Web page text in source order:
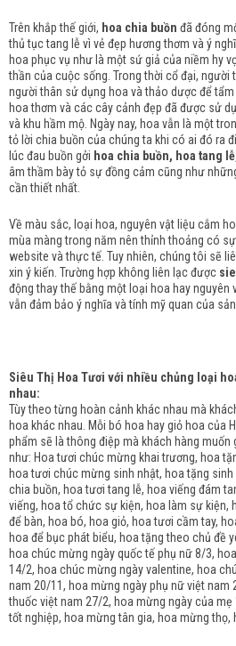
Trên khắp thế giới, hoa chia buồn đã đóng
thủ tục tang lễ vì vẻ đẹp hương thơm và ý
hoa phục vụ như là một sứ giả của niềm hy
thần của cuộc sống. Trong thời cổ đại, người
người thân sử dụng hoa và thảo dược để
hoa thơm và các cây cảnh đẹp đã được sử
và khu hầm mộ. Ngày nay, hoa vẫn là một
tỏ lời chia buồn của chúng ta khi có ai đó ra
lúc đau buồn gởi hoa chia buồn, hoa tang
âm thầm bày tỏ sự đồng cảm cũng như
cần thiết nhất.
Về màu sắc, loại hoa, nguyên vật liệu cắm
mùa màng trong năm nên thỉnh thoảng có
website và thực tế. Tuy nhiên, chúng tôi sẽ
xin ý kiến. Trường hợp không liên lạc được
động thay thế bằng một loại hoa hay nguyên
vẫn đảm bảo ý nghĩa và tính mỹ quan của
Siêu Thị Hoa Tươi với nhiều chủng loại
nhau:
Tùy theo từng hoàn cảnh khác nhau mà
hoa khác nhau. Mỗi bó hoa hay giỏ hoa của
phẩm sẽ là thông điệp mà khách hàng muốn
như: Hoa tươi chúc mừng khai trương, hoa
hoa tươi chúc mừng sinh nhật, hoa tặng
chia buồn, hoa tươi tang lễ, hoa viếng đám
viếng, hoa tổ chức sự kiện, hoa làm sự kiện,
để bàn, hoa bó, hoa giỏ, hoa tươi cầm tay,
hoa để bục phát biểu, hoa tặng theo chủ đề
hoa chúc mừng ngày quốc tế phụ nữ 8/3,
14/2, hoa chúc mừng ngày valentine, hoa
nam 20/11, hoa mừng ngày phụ nữ việt nam
thuốc việt nam 27/2, hoa mừng ngày của
tốt nghiệp, hoa mừng tân gia, hoa mừng thọ,